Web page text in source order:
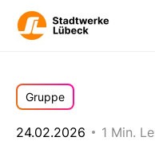
Gruppe
24.02.2026 1 Min.